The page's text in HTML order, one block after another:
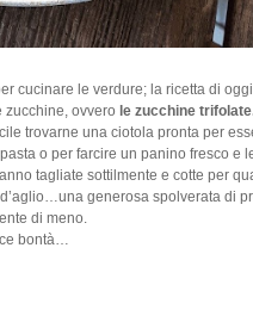
cucinare le verdure; la ricetta di oggi
ovvero le zucchine
trovarne una ciotola pronta per
o per farcire un panino fresco e
tagliate sottilmente e cotte per
generosa spolverata di
di meno.
bontà…